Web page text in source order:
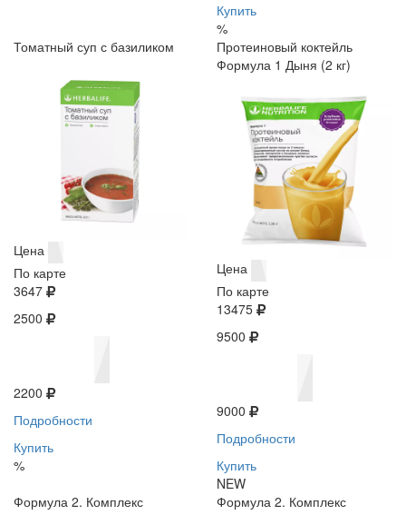
Купить
%
Томатный суп с базиликом
Цена
По карте
3647
2500
2200
Подробности
Купить
%
Протеиновый коктейль
Формула 1 Дыня (2 кг)
Цена
По карте
13475
9500
9000
Подробности
Купить
NEW
Формула 2. Комплекс
Формула 2. Комплекс